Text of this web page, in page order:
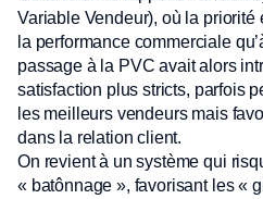
Variable Vendeur), où la priorité
la performance commerciale
passage à la PVC avait alors
satisfaction plus stricts, parfois
les meilleurs vendeurs mais
dans la relation client.
On revient à un système qui
« batônnage », favorisant les «